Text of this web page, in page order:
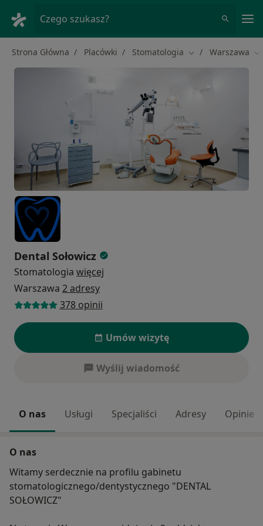
Czego szukasz?
Strona Główna Placówki Stomatologia Zmień miasto
Warszawa
Dental Sołowicz
Stomatologia więcej
Warszawa 2 adresy
378 opinii
Umów wizytę
Wyślij wiadomość
O nas Usługi Specjaliści Adresy Opinie
O nas
Witamy serdecznie na profilu gabinetu
stomatologicznego/dentystycznego "DENTAL
SOŁOWICZ"